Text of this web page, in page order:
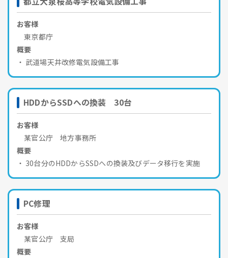
お客様
東京都庁
概要
武道場天井改修電気設備工事
HDDからSSDへの換装 30台
お客様
某官公庁 地方事務所
概要
30台分のHDDからSSDへの換装及びデータ移行を実施
PC修理
お客様
某官公庁 支局
概要